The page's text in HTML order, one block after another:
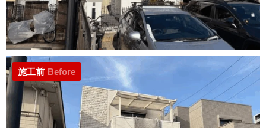
施工前 Before